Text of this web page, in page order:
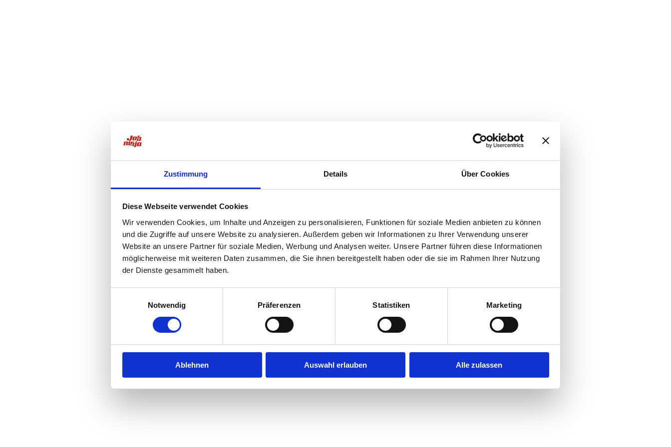
Zustimmung Details Über Cookies
Diese Webseite verwendet Cookies
Wir verwenden Cookies, um Inhalte und Anzeigen zu personalisieren, Funktionen für soziale Medien anbieten zu können
und die Zugriffe auf unsere Website zu analysieren. Außerdem geben wir Informationen zu Ihrer Verwendung unserer
Website an unsere Partner für soziale Medien, Werbung und Analysen weiter. Unsere Partner führen diese Informationen
möglicherweise mit weiteren Daten zusammen, die Sie ihnen bereitgestellt haben oder die sie im Rahmen Ihrer Nutzung
der Dienste gesammelt haben.
Notwendig
Präferenzen Statistiken Marketing
Ablehnen Auswahl erlauben Alle zulassen
Application error: aclient-side exception has occurred while loadingjobninja.com(see the browser consolefor more information).